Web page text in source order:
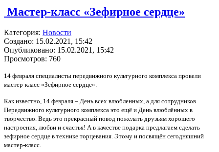
Мастер-класс «Зефирное сердце»
Категория: Новости
Создано: 15.02.2021, 15:42
Опубликовано: 15.02.2021, 15:42
Просмотров: 760
14 февраля специалисты передвижного культурного комплекса провели
мастер-класс «Зефирное сердце».
Как известно, 14 февраля – День всех влюбленных, а для сотрудников
Передвижного культурного комплекса это ещё и День влюблённых в
творчество. Ведь это прекрасный повод пожелать друзьям хорошего
настроения, любви и счастья! А в качестве подарка предлагаем сделать
зефирное сердце в технике торцевания. Этому и посвящён сегодняшний
мастер-класс.